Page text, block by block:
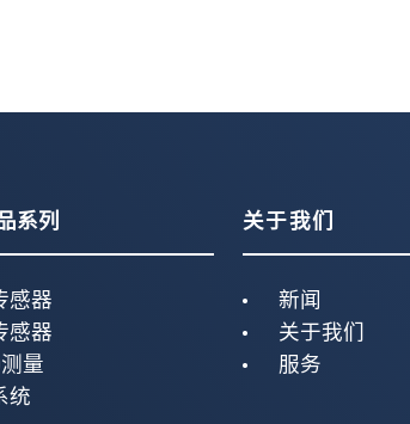
系列
感器
感器
量
统
关于我们
新闻
关于我们
服务